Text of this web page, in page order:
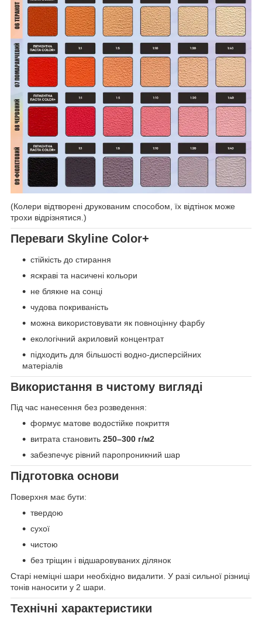
(Колери відтворені друкованим способом, їх відтінок може
трохи відрізнятися.)
Переваги Skyline Color+
стійкість до стирання
яскраві та насичені кольори
не блякне на сонці
чудова покриваність
можна використовувати як повноцінну фарбу
екологічний акриловий концентрат
підходить для більшості водно-дисперсійних
матеріалів
Використання в чистому вигляді
Під час нанесення без розведення:
формує матове водостійке покриття
витрата становить 250–300 г/м2
забезпечує рівний паропроникний шар
Підготовка основи
Поверхня має бути:
твердою
сухої
чистою
без тріщин і відшаровуваних ділянок
Старі неміцні шари необхідно видалити. У разі сильної різниці
тонів наносити у 2 шари.
Технічні характеристики